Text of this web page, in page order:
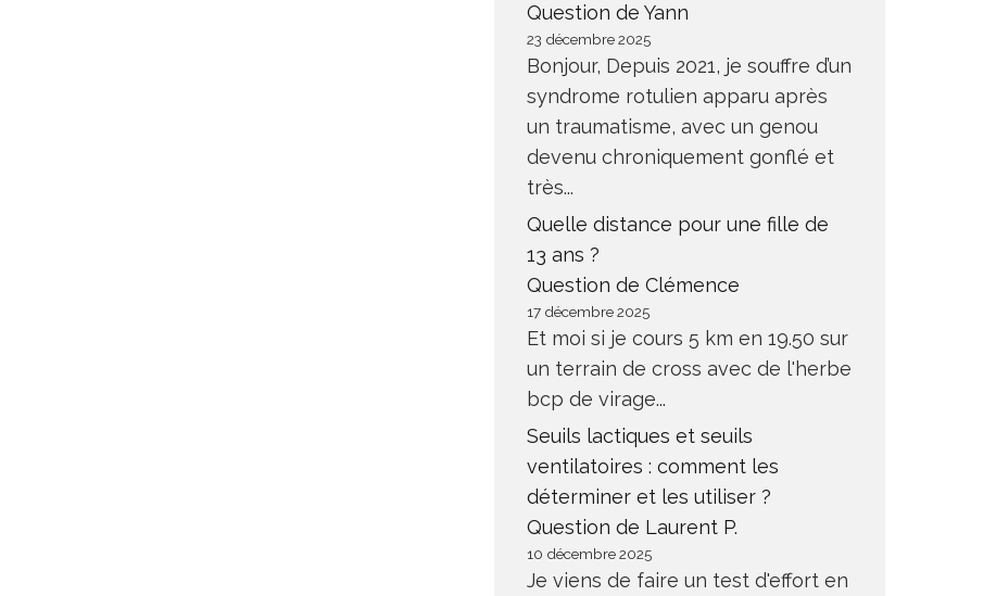
Question de Yann
23 décembre 2025
Bonjour, Depuis 2021, je souffre d’un
syndrome rotulien apparu après
un traumatisme, avec un genou
devenu chroniquement gonflé et
très...
Quelle distance pour une fille de
13 ans ?
Question de Clémence
17 décembre 2025
Et moi si je cours 5 km en 19.50 sur
un terrain de cross avec de l'herbe
bcp de virage...
Seuils lactiques et seuils
ventilatoires : comment les
déterminer et les utiliser ?
Question de Laurent P.
10 décembre 2025
Je viens de faire un test d'effort en